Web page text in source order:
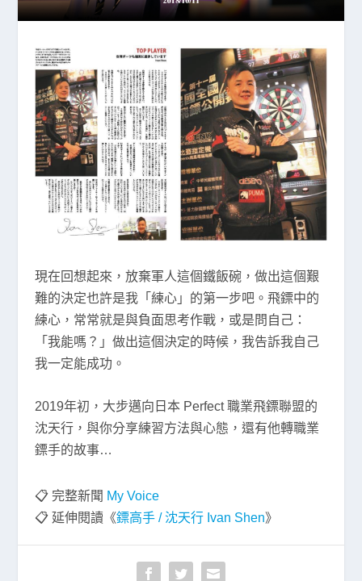
現在回想起來，放棄軍人這個鐵飯碗，做出這個艱
難的決定也許是我「練心」的第一步吧。飛鏢中的
練心，常常就是與負面思考作戰，或是問自己：
「我能嗎？」做出這個決定的時候，我告訴我自己
我一定能成功。
2019年初，大步邁向日本 Perfect 職業飛鏢聯盟的
沈天行，與你分享練習方法與心態，還有他轉職業
鏢手的故事…
📋 完整新聞 My Voice
📋 延伸閱讀《鏢高手 / 沈天行 Ivan Shen》